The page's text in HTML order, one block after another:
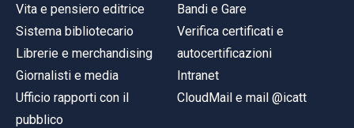
Vita e pensiero editrice
Sistema bibliotecario
Librerie e merchandising
Giornalisti e media
Ufficio rapporti con il
pubblico
Bandi e Gare
Verifica certificati e
autocertificazioni
Intranet
CloudMail e mail @icatt